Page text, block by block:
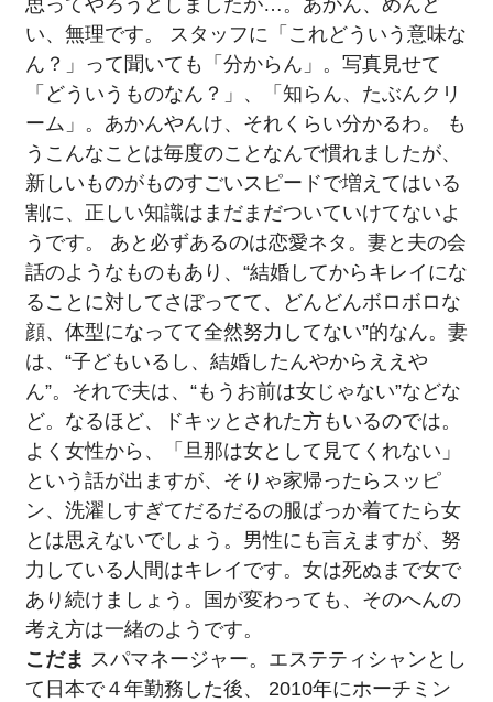
い、無理です。 スタッフに「これどういう意味な
ん？」って聞いても「分からん」。写真見せて
「どういうものなん？」、「知らん、たぶんクリ
ーム」。あかんやんけ、それくらい分かるわ。 も
うこんなことは毎度のことなんで慣れましたが、
新しいものがものすごいスピードで増えてはいる
割に、正しい知識はまだまだついていけてないよ
うです。 あと必ずあるのは恋愛ネタ。妻と夫の会
話のようなものもあり、“結婚してからキレイにな
ることに対してさぼってて、どんどんボロボロな
顔、体型になってて全然努力してない”的なん。妻
は、“子どもいるし、結婚したんやからええや
ん”。それで夫は、“もうお前は女じゃない”などな
ど。なるほど、ドキッとされた方もいるのでは。
よく女性から、「旦那は女として見てくれない」
という話が出ますが、そりゃ家帰ったらスッピ
ン、洗濯しすぎてだるだるの服ばっか着てたら女
とは思えないでしょう。男性にも言えますが、努
力している人間はキレイです。女は死ぬまで女で
あり続けましょう。国が変わっても、そのへんの
考え方は一緒のようです。
こだま スパマネージャー。エステティシャンとし
て日本で４年勤務した後、 2010年にホーチミン